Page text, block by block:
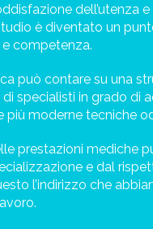
dell’utenza e
è diventato un
competenza.
può contare su una
specialisti in grado di
più moderne tecniche
prestazioni mediche
e dal
l’indirizzo che